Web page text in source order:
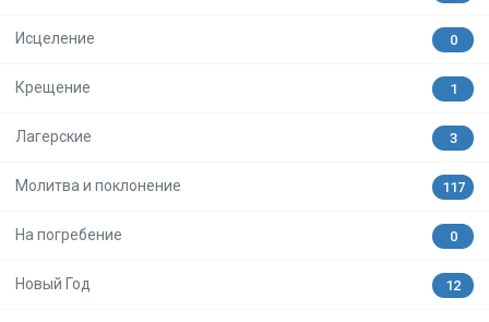
Исцеление 0
Крещение 1
Лагерские 3
Молитва и поклонение 117
На погребение 0
Новый Год 12